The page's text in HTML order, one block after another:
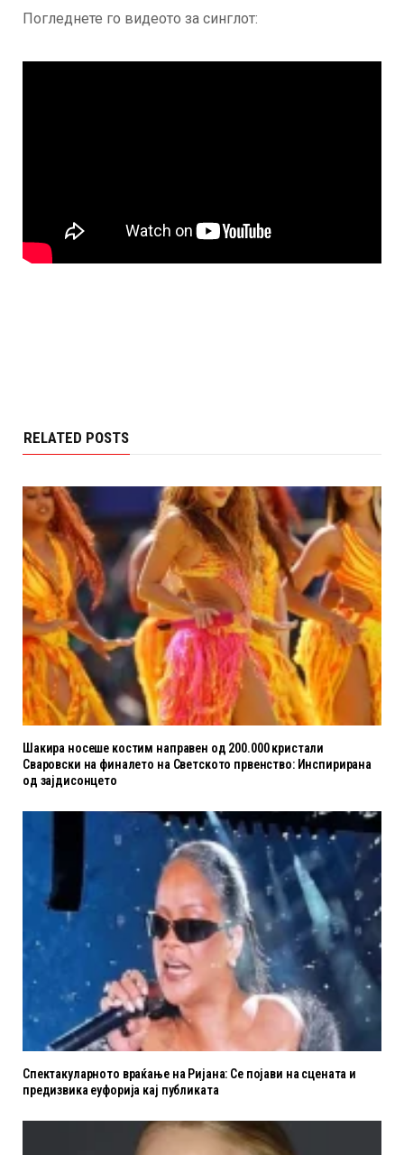
Погледнете го видеото за синглот:
RELATED POSTS
Шакира носеше костим направен од 200.000 кристали
Сваровски на финалето на Светското првенство: Инспирирана
од зајдисонцето
Спектакуларното враќање на Ријана: Се појави на сцената и
предизвика еуфорија кај публиката